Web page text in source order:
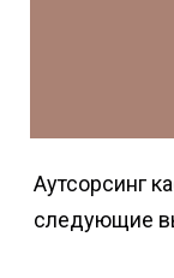
Аутсорсинг
следующие